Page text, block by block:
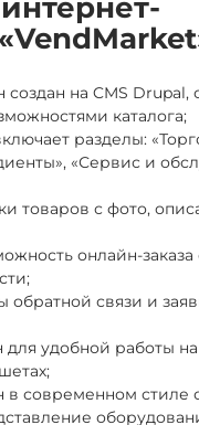
создан на CMS Drupal,
каталога;
разделы:
«Сервис и
товаров с фото,
онлайн-
связи и
для удобной работы на
современном стиле